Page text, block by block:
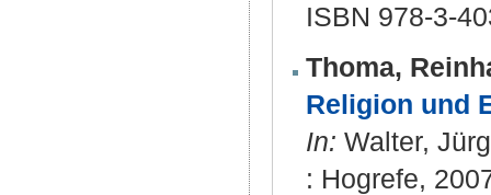
ISBN 978-3-
Thoma,
Religion und
In: Walter,
: Hogrefe,